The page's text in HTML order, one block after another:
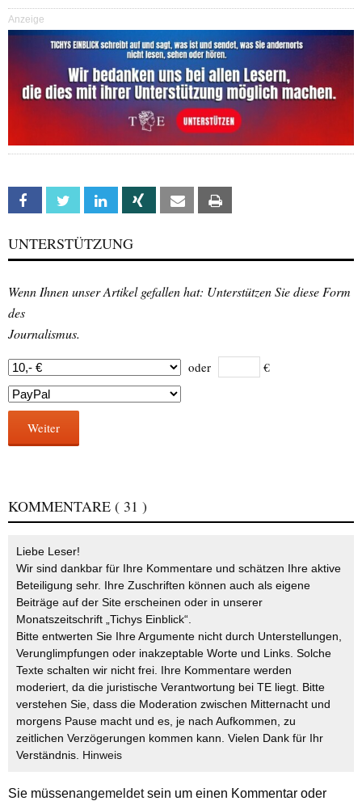
Anzeige
Facebook Twitter Linkedin Xing Email
UNTERSTÜTZUNG
Wenn Ihnen unser Artikel gefallen hat: Unterstützen Sie diese Form
des
Journalismus.
oder €
Weiter
KOMMENTARE ( 31 )
Liebe Leser!
Wir sind dankbar für Ihre Kommentare und schätzen Ihre aktive
Beteiligung sehr. Ihre Zuschriften können auch als eigene
Beiträge auf der Site erscheinen oder in unserer
Monatszeitschrift „Tichys Einblick“.
Bitte entwerten Sie Ihre Argumente nicht durch Unterstellungen,
Verunglimpfungen oder inakzeptable Worte und Links. Solche
Texte schalten wir nicht frei. Ihre Kommentare werden
moderiert, da die juristische Verantwortung bei TE liegt. Bitte
verstehen Sie, dass die Moderation zwischen Mitternacht und
morgens Pause macht und es, je nach Aufkommen, zu
zeitlichen Verzögerungen kommen kann. Vielen Dank für Ihr
Verständnis. Hinweis
Sie müssenangemeldetsein um einen Kommentar oder